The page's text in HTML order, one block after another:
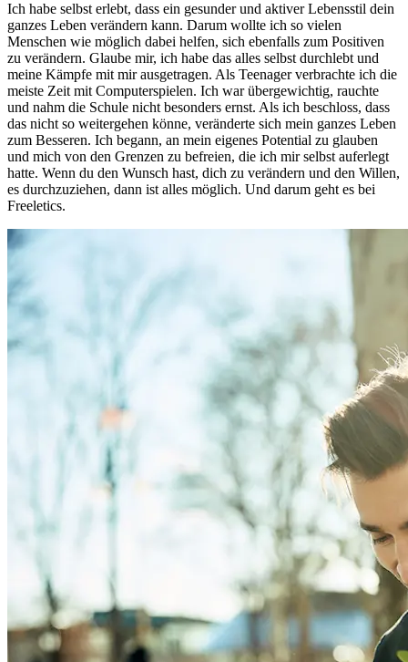
Ich habe selbst erlebt, dass ein gesunder und aktiver Lebensstil dein
ganzes Leben verändern kann. Darum wollte ich so vielen
Menschen wie möglich dabei helfen, sich ebenfalls zum Positiven
zu verändern. Glaube mir, ich habe das alles selbst durchlebt und
meine Kämpfe mit mir ausgetragen. Als Teenager verbrachte ich die
meiste Zeit mit Computerspielen. Ich war übergewichtig, rauchte
und nahm die Schule nicht besonders ernst. Als ich beschloss, dass
das nicht so weitergehen könne, veränderte sich mein ganzes Leben
zum Besseren. Ich begann, an mein eigenes Potential zu glauben
und mich von den Grenzen zu befreien, die ich mir selbst auferlegt
hatte. Wenn du den Wunsch hast, dich zu verändern und den Willen,
es durchzuziehen, dann ist alles möglich. Und darum geht es bei
Freeletics.